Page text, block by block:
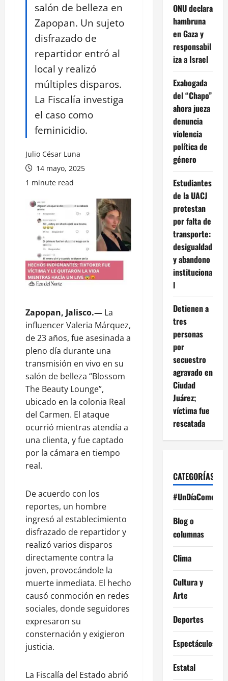
salón de belleza en
Zapopan. Un sujeto
disfrazado de
repartidor entró al
local y realizó
múltiples disparos.
La Fiscalía investiga
el caso como
feminicidio.
Julio César Luna
14 mayo, 2025
1 minute read
Zapopan, Jalisco.— La
influencer Valeria Márquez,
de 23 años, fue asesinada a
pleno día durante una
transmisión en vivo en su
salón de belleza “Blossom
The Beauty Lounge”,
ubicado en la colonia Real
del Carmen. El ataque
ocurrió mientras atendía a
una clienta, y fue captado
por la cámara en tiempo
real.
De acuerdo con los
reportes, un hombre
ingresó al establecimiento
disfrazado de repartidor y
realizó varios disparos
directamente contra la
joven, provocándole la
muerte inmediata. El hecho
causó conmoción en redes
sociales, donde seguidores
expresaron su
consternación y exigieron
justicia.
La Fiscalía del Estado abrió
ONU declara
hambruna
en Gaza y
responsabil
iza a Israel
Exabogada
del “Chapo”
ahora jueza
denuncia
violencia
política de
género
Estudiantes
de la UACJ
protestan
por falta de
transporte:
desigualdad
y abandono
instituciona
l
Detienen a
tres
personas
por
secuestro
agravado en
Ciudad
Juárez;
víctima fue
rescatada
CATEGORÍAS
#UnDíaComoHoy
Blog o
columnas
Clima
Cultura y
Arte
Deportes
Espectáculos
Estatal